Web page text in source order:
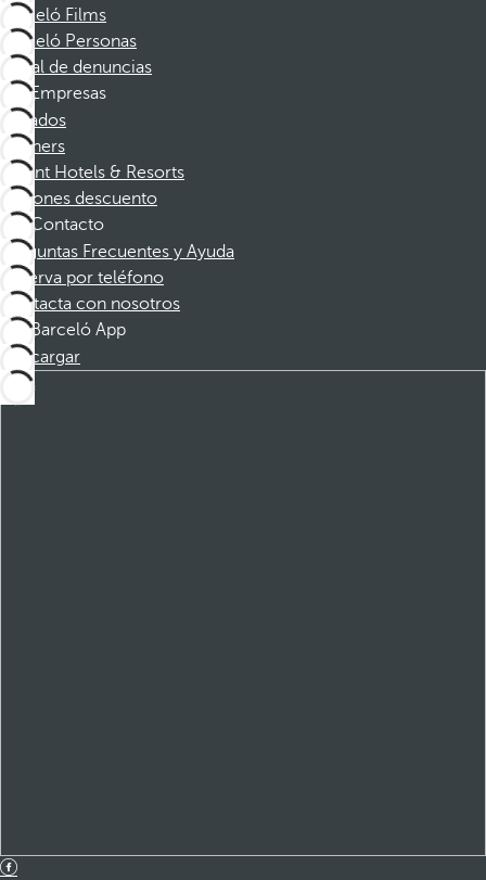
Barceló Films
Barceló Personas
Canal de denuncias
Empresas
Afiliados
Partners
Dorint Hotels & Resorts
Cupones descuento
Contacto
Preguntas Frecuentes y Ayuda
Reserva por teléfono
Contacta con nosotros
Barceló App
Descargar